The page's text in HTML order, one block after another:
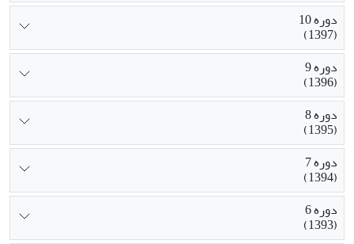
دوره 10
(1397)
دوره 9
(1396)
دوره 8
(1395)
دوره 7
(1394)
دوره 6
(1393)